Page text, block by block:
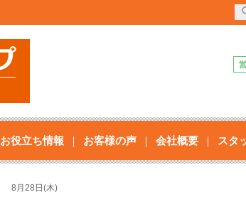
お役立ち情報 お客様の声 会社概要 スタ
8月28日(木)